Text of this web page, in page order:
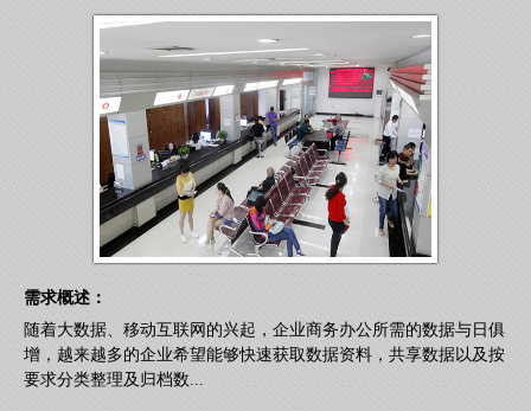
需求概述：
随着大数据、移动互联网的兴起，企业商务办公所需的数据与日俱
增，越来越多的企业希望能够快速获取数据资料，共享数据以及按
要求分类整理及归档数...